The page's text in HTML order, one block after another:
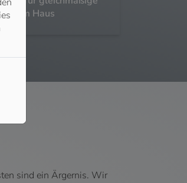
im Haus
sind ein Ärgernis. Wir